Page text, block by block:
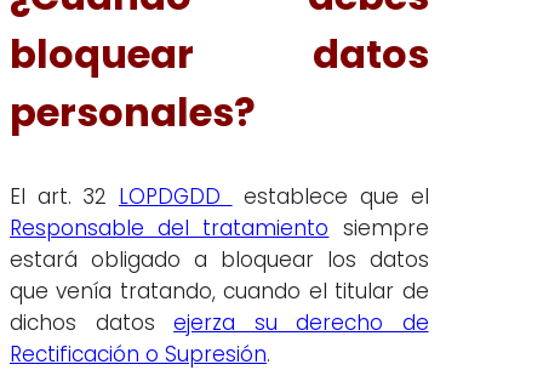
bloquear datos
personales?
El art. 32 LOPDGDD
establece que el
Responsable del tratamiento siempre
estará obligado a bloquear los datos
que venía tratando, cuando el titular de
dichos datosejerza su derecho de
Rectificación o Supresión.